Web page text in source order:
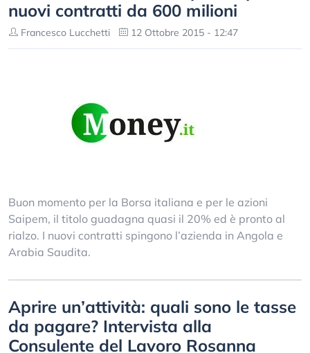
nuovi contratti da 600 milioni
Francesco Lucchetti 12 Ottobre 2015 - 12:47
Buon momento per la Borsa italiana e per le azioni
Saipem, il titolo guadagna quasi il 20% ed è pronto al
rialzo. I nuovi contratti spingono l’azienda in Angola e
Arabia Saudita.
Aprire un’attività: quali sono le tasse
da pagare? Intervista alla
Consulente del Lavoro Rosanna